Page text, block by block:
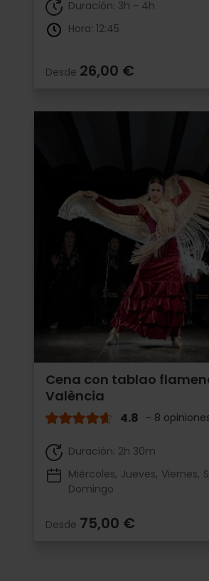
Duración: 3h - 4h
Hora: 12:45
Desde 26,00 €
Cena con tablao
València
4.8 - 8
Duración: 2h 30m
Miércoles Jueves Viernes
Domingo
Desde 75,00 €